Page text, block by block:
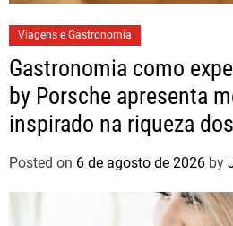
Viagens e Gastronomia
Gastronomia como
by Porsche apresenta
inspirado na riqueza
brasileiros
Posted on 6 de agosto de 2026 by